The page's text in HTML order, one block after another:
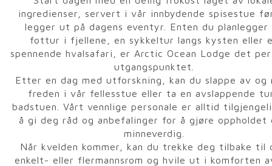
ingredienser, servert i vår innbydende spisestue
legger ut på dagens eventyr. Enten du planlegger
fottur i fjellene, en sykkeltur langs kysten eller
spennende hvalsafari, er Arctic Ocean Lodge det
utgangspunktet.
Etter en dag med utforskning, kan du slappe av og
freden i vår fellesstue eller ta en avslappende
badstuen. Vårt vennlige personale er alltid
å gi deg råd og anbefalinger for å gjøre
minneverdig.
Når kvelden kommer, kan du trekke deg tilbake
enkelt- eller flermannsrom og hvile ut i komforten